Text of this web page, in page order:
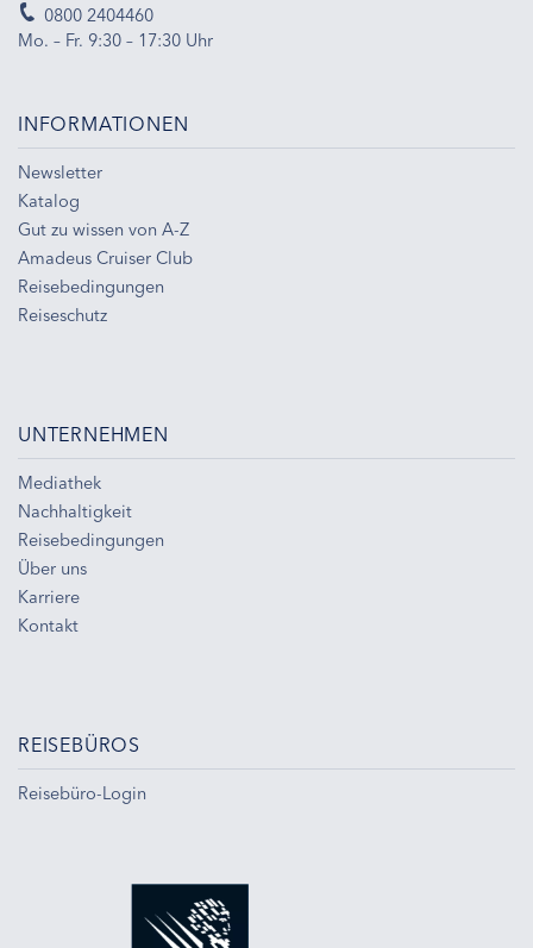
0800 2404460
Mo. – Fr. 9:30 – 17:30 Uhr
INFORMATIONEN
Newsletter
Katalog
Gut zu wissen von A-Z
Amadeus Cruiser Club
Reisebedingungen
Reiseschutz
UNTERNEHMEN
Mediathek
Nachhaltigkeit
Reisebedingungen
Über uns
Karriere
Kontakt
REISEBÜROS
Reisebüro-Login